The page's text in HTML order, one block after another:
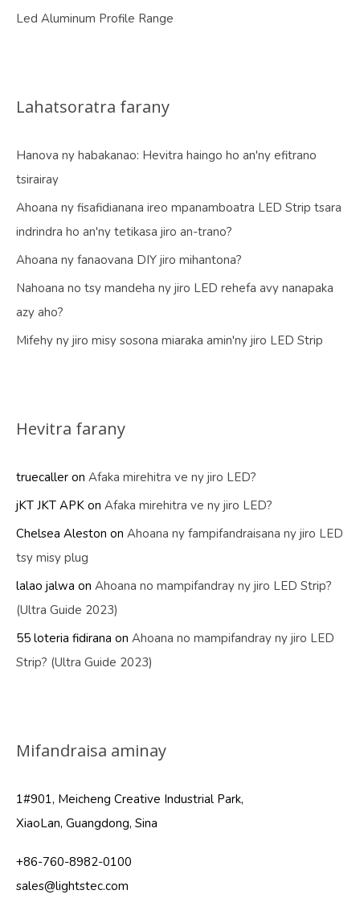
Led Aluminum Profile Range
Lahatsoratra farany
Hanova ny habakanao: Hevitra haingo ho an'ny efitrano
tsirairay
Ahoana ny fisafidianana ireo mpanamboatra LED Strip tsara
indrindra ho an'ny tetikasa jiro an-trano?
Ahoana ny fanaovana DIY jiro mihantona?
Nahoana no tsy mandeha ny jiro LED rehefa avy nanapaka
azy aho?
Mifehy ny jiro misy sosona miaraka amin'ny jiro LED Strip
Hevitra farany
truecaller on Afaka mirehitra ve ny jiro LED?
jKT JKT APK on Afaka mirehitra ve ny jiro LED?
Chelsea Aleston on Ahoana ny fampifandraisana ny jiro LED
tsy misy plug
lalao jalwa on Ahoana no mampifandray ny jiro LED Strip?
(Ultra Guide 2023)
55 loteria fidirana on Ahoana no mampifandray ny jiro LED
Strip? (Ultra Guide 2023)
Mifandraisa aminay
1#901, Meicheng Creative Industrial Park,
XiaoLan, Guangdong, Sina
+86-760-8982-0100
sales@lightstec.com